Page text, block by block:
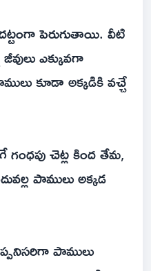
పెరుగుతాయి. వీటి
ఎక్కువగా
కూడా అక్కడికి వచ్చే
గంధపు చెట్ల కింద తేమ,
పాములు అక్కడ
పాములు